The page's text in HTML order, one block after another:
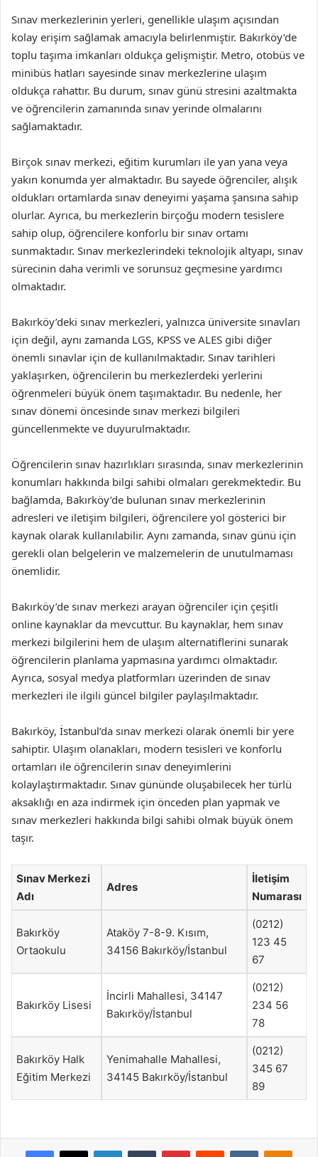
Sınav merkezlerinin yerleri, genellikle ulaşım açısından
kolay erişim sağlamak amacıyla belirlenmiştir. Bakırköy’de
toplu taşıma imkanları oldukça gelişmiştir. Metro, otobüs ve
minibüs hatları sayesinde sınav merkezlerine ulaşım
oldukça rahattır. Bu durum, sınav günü stresini azaltmakta
ve öğrencilerin zamanında sınav yerinde olmalarını
sağlamaktadır.
Birçok sınav merkezi, eğitim kurumları ile yan yana veya
yakın konumda yer almaktadır. Bu sayede öğrenciler, alışık
oldukları ortamlarda sınav deneyimi yaşama şansına sahip
olurlar. Ayrıca, bu merkezlerin birçoğu modern tesislere
sahip olup, öğrencilere konforlu bir sınav ortamı
sunmaktadır. Sınav merkezlerindeki teknolojik altyapı, sınav
sürecinin daha verimli ve sorunsuz geçmesine yardımcı
olmaktadır.
Bakırköy’deki sınav merkezleri, yalnızca üniversite sınavları
için değil, aynı zamanda LGS, KPSS ve ALES gibi diğer
önemli sınavlar için de kullanılmaktadır. Sınav tarihleri
yaklaşırken, öğrencilerin bu merkezlerdeki yerlerini
öğrenmeleri büyük önem taşımaktadır. Bu nedenle, her
sınav dönemi öncesinde sınav merkezi bilgileri
güncellenmekte ve duyurulmaktadır.
Öğrencilerin sınav hazırlıkları sırasında, sınav merkezlerinin
konumları hakkında bilgi sahibi olmaları gerekmektedir. Bu
bağlamda, Bakırköy’de bulunan sınav merkezlerinin
adresleri ve iletişim bilgileri, öğrencilere yol gösterici bir
kaynak olarak kullanılabilir. Aynı zamanda, sınav günü için
gerekli olan belgelerin ve malzemelerin de unutulmaması
önemlidir.
Bakırköy’de sınav merkezi arayan öğrenciler için çeşitli
online kaynaklar da mevcuttur. Bu kaynaklar, hem sınav
merkezi bilgilerini hem de ulaşım alternatiflerini sunarak
öğrencilerin planlama yapmasına yardımcı olmaktadır.
Ayrıca, sosyal medya platformları üzerinden de sınav
merkezleri ile ilgili güncel bilgiler paylaşılmaktadır.
Bakırköy, İstanbul’da sınav merkezi olarak önemli bir yere
sahiptir. Ulaşım olanakları, modern tesisleri ve konforlu
ortamları ile öğrencilerin sınav deneyimlerini
kolaylaştırmaktadır. Sınav gününde oluşabilecek her türlü
aksaklığı en aza indirmek için önceden plan yapmak ve
sınav merkezleri hakkında bilgi sahibi olmak büyük önem
taşır.
Sınav Merkezi
Adı
Adres
İletişim
Numarası
Bakırköy
Ortaokulu
Ataköy 7-8-9. Kısım,
34156 Bakırköy/İstanbul
(0212)
123 45
67
Bakırköy Lisesi
İncirli Mahallesi, 34147
Bakırköy/İstanbul
(0212)
234 56
78
Bakırköy Halk
Eğitim Merkezi
Yenimahalle Mahallesi,
34145 Bakırköy/İstanbul
(0212)
345 67
89
Facebook
X LinkedInTumblr PinterestReddit VKontakte